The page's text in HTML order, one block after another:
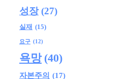
성장 (27)
실재 (15)
요구 (12)
욕망 (40)
자본주의 (17)